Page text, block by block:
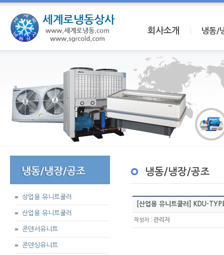
회사소개 냉동/
상업용 유니트쿨러
산업용 유니트쿨러
콘덴서유니트
콘덴싱유니트
냉동/냉장/공조
[산업용 유니트쿨러] KDU-
작성자: 관리자